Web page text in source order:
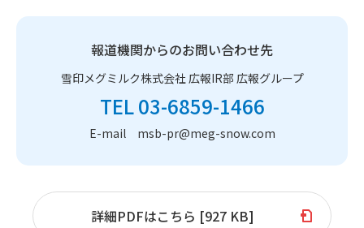
報道機関からのお問い合わせ先
雪印メグミルク株式会社 広報IR部 広報グループ
TEL 03-6859-1466
E-mail msb-pr@meg-snow.com
詳細PDFはこちら [927 KB]